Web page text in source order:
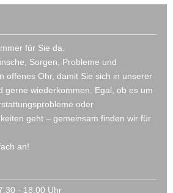
für Sie da.
Sorgen, Probleme und
offenes Ohr, damit Sie sich in unserer
gerne wiederkommen. Egal, ob es um
oder
geht – gemeinsam finden wir für
an!
- 18.00 Uhr